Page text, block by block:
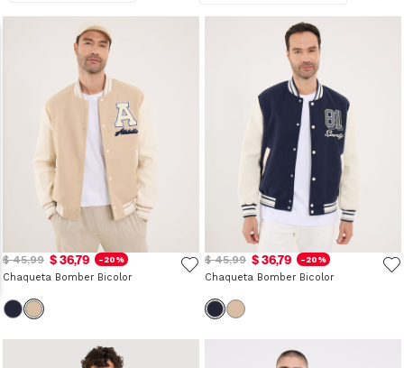
$ 45,99 $ 36,79 -20%
Chaqueta Bomber Bicolor
$ 45,99 $ 36,79 -20%
Chaqueta Bomber Bicolor